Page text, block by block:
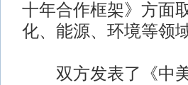
十年合作框架》方面
化、能源、环境等领
双方发表了《中美